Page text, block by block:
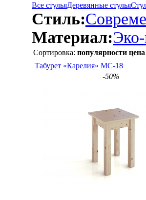
Все стульяДеревянные стулья
Стиль:
Материал:
Сортировка: популярности цена
Табурет «Карелия» МС-18
-50%